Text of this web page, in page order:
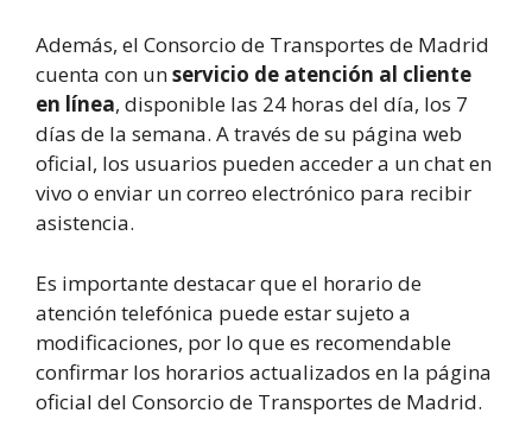
Además, el Consorcio de Transportes de Madrid
cuenta con unservicio de atención al cliente
en línea, disponible las 24 horas del día, los 7
días de la semana. A través de su página web
oficial, los usuarios pueden acceder a un chat en
vivo o enviar un correo electrónico para recibir
asistencia.
Es importante destacar que el horario de
atención telefónica puede estar sujeto a
modificaciones, por lo que es recomendable
confirmar los horarios actualizados en la página
oficial del Consorcio de Transportes de Madrid.